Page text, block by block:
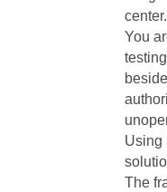
center.
You
Using
The